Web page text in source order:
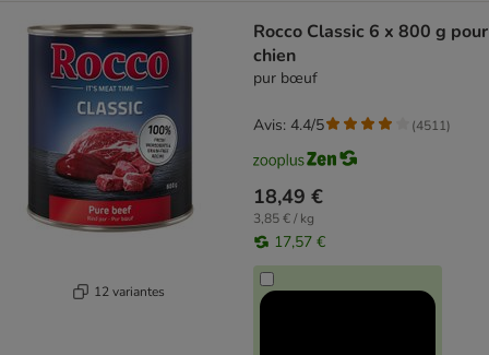
12 variantes
Rocco Classic 6 x 800 g pour
chien
pur bœuf
18,49 €
3,85 € / kg
17,57 €
Avis: 4.4/5 (4511)